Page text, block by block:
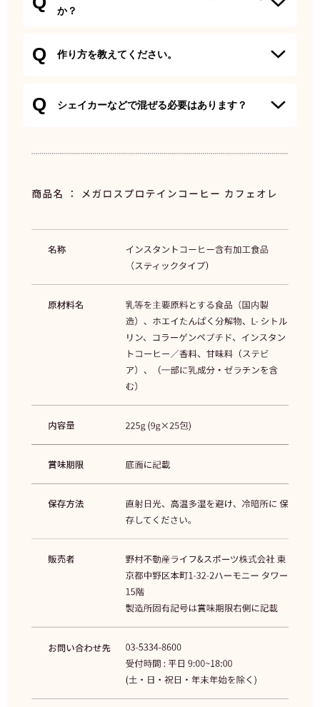
担当の医師にご相談ください。
か？
Q 作り方を教えてください。
てからお召し上がりください。
Q シェイカーなどで混ぜる必要はあります？
テインのように粉が舞い散ることがありません。スプーンで